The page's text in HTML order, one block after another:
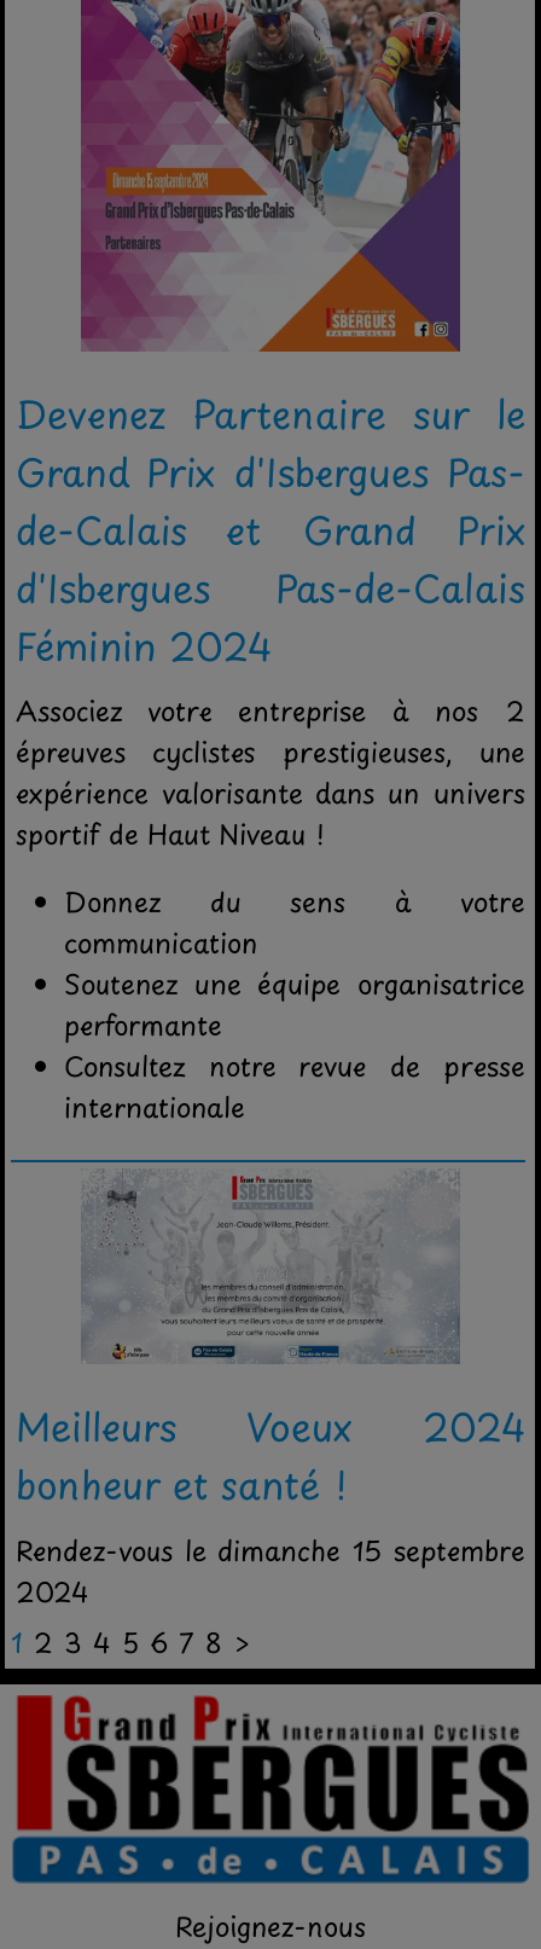
Devenez Partenaire sur le
Grand Prix d'Isbergues Pas-
de-Calais et Grand Prix
d'Isbergues Pas-de-Calais
Féminin 2024
Associez votre entreprise à nos 2
épreuves cyclistes prestigieuses, une
expérience valorisante dans un univers
sportif de Haut Niveau !
Donnez du sens à votre
communication
Soutenez une équipe organisatrice
performante
Consultez notre revue de presse
internationale
Meilleurs Voeux 2024
bonheur et santé !
Rendez-vous le dimanche 15 septembre
2024
1 2 3 4 5 6 7 8 >
Rejoignez-nous